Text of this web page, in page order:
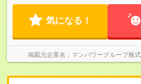
気になる！
掲載元企業名 マンパワーグループ株